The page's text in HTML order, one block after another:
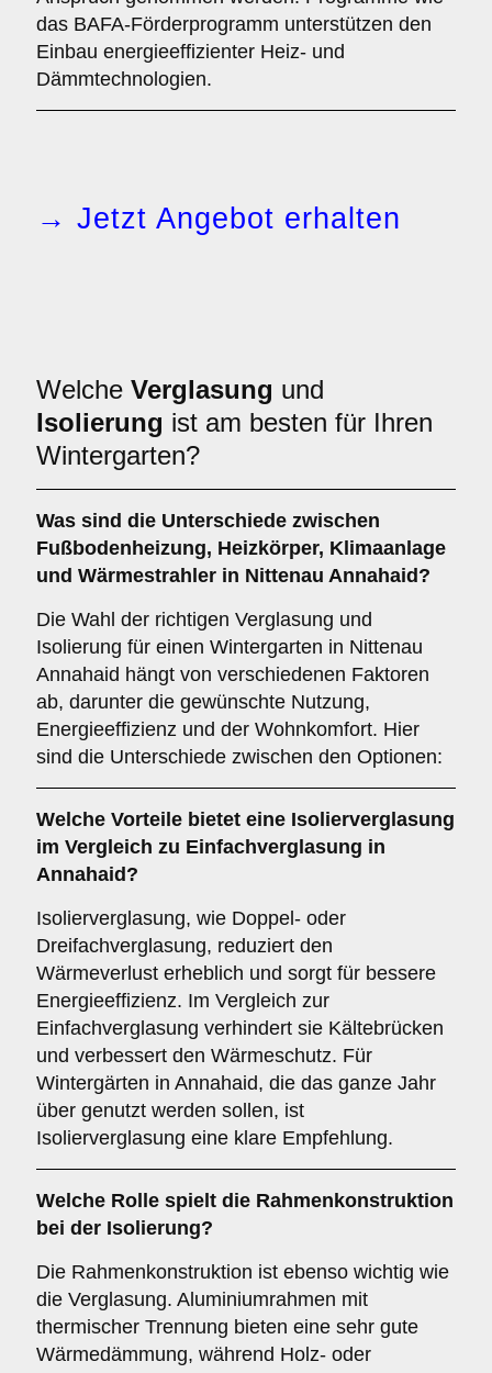
das BAFA-Förderprogramm unterstützen den
Einbau energieeffizienter Heiz- und
Dämmtechnologien.
→ Jetzt Angebot erhalten
Welche Verglasung und
Isolierung ist am besten für Ihren
Wintergarten?
Was sind die Unterschiede zwischen
Fußbodenheizung, Heizkörper, Klimaanlage
und Wärmestrahler in Nittenau Annahaid?
Die Wahl der richtigen Verglasung und
Isolierung für einen Wintergarten in Nittenau
Annahaid hängt von verschiedenen Faktoren
ab, darunter die gewünschte Nutzung,
Energieeffizienz und der Wohnkomfort. Hier
sind die Unterschiede zwischen den Optionen:
Welche Vorteile bietet eine Isolierverglasung
im Vergleich zu Einfachverglasung in
Annahaid?
Isolierverglasung, wie Doppel- oder
Dreifachverglasung, reduziert den
Wärmeverlust erheblich und sorgt für bessere
Energieeffizienz. Im Vergleich zur
Einfachverglasung verhindert sie Kältebrücken
und verbessert den Wärmeschutz. Für
Wintergärten in Annahaid, die das ganze Jahr
über genutzt werden sollen, ist
Isolierverglasung eine klare Empfehlung.
Welche Rolle spielt die Rahmenkonstruktion
bei der Isolierung?
Die Rahmenkonstruktion ist ebenso wichtig wie
die Verglasung. Aluminiumrahmen mit
thermischer Trennung bieten eine sehr gute
Wärmedämmung, während Holz- oder